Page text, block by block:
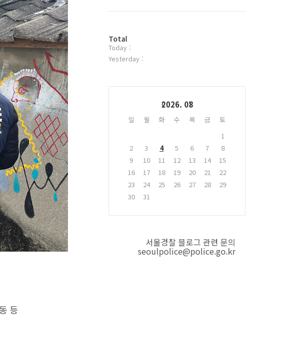
등
플
러
그
방
문
자
Total
Today :
Yesterday :
2026. 08
일 월 화 수 목 금
토
1
2
3 4 5 6 7
8
9
10 11 12 13 14
15
16
17 18 19 20 21
22
23
24 25 26 27 28
29
30
31
서울경찰 블로그 관련 문의
seoulpolice@police.go.kr